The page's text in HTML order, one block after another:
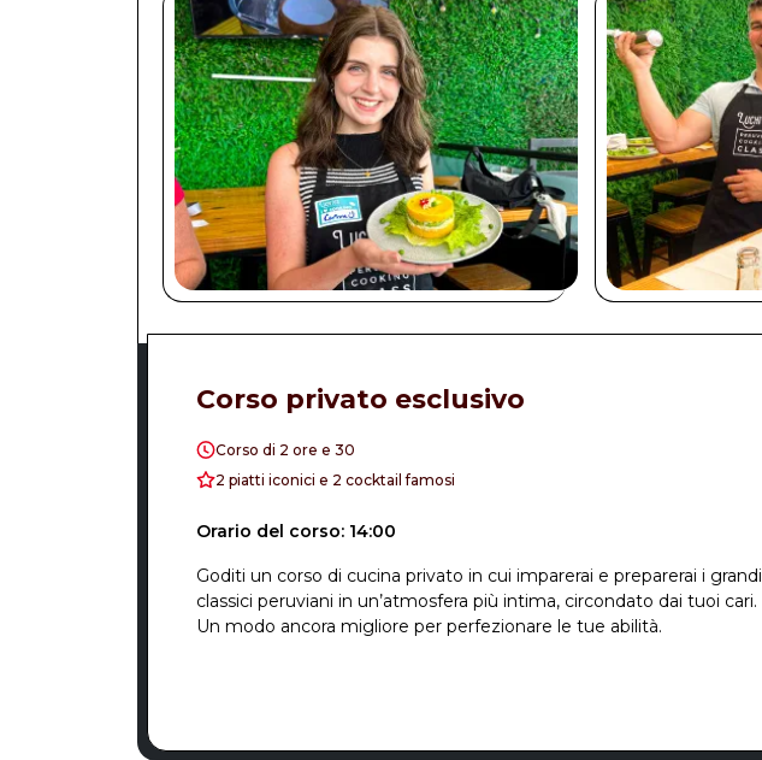
Corso privato esclusivo
Corso di 2 ore e 30
2 piatti iconici e 2 cocktail famosi
Orario del corso: 14:00
Goditi un corso di cucina privato in cui imparerai e preparerai i grandi
classici peruviani in un’atmosfera più intima, circondato dai tuoi cari.
Un modo ancora migliore per perfezionare le tue abilità.